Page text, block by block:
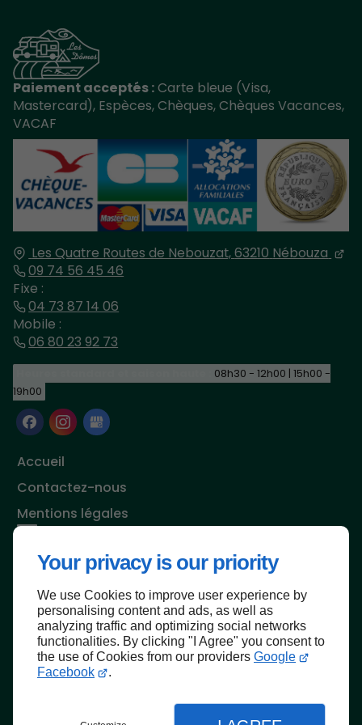
Your privacy is our priority
We use Cookies to improve user experience by
personalising content and ads, as well as
analyzing traffic and optimizing social networks
functionalities. By clicking "I Agree" you consent to
the use of Cookies from our providers Google
Facebook
.
Paiement acceptés :Carte bleue (Visa,
Mastercard), Espèces, Chèques, Chèques Vacances,
VACAF
Les Quatre Routes de Nebouzat,63210 Nébouza
09 74 56 45 46
Fixe :
04 73 87 14 06
Mobile :
06 80 23 92 73
08h30 - 12h00 | 15h00 -
19h00
Accueil
Contactez-nous
Mentions légales